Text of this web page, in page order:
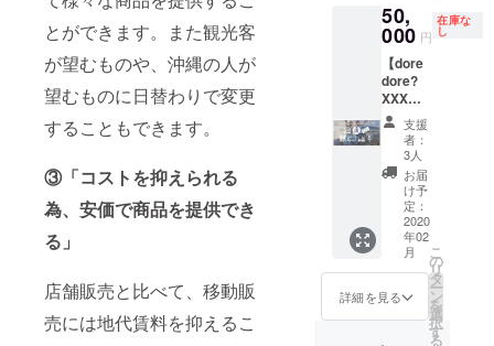
とができます。また観光客
が望むものや、沖縄の人が
望むものに日替わりで変更
することもできます。
③「コストを抑えられる
為、安価で商品を提供でき
る」
店舗販売と比べて、移動販
売には地代賃料を抑えるこ
キャッ
プにつ
いても
（サン
ド、タ
ン、
ダーク
ブラウ
ン、
ダーク
グリー
ン）か
らお選
びくだ
さい。
たの名
前を車
なたの
お名前
チン
カーに
載せま
す
（大）
⑦感謝
祭に招
しくは
本文中
の《リ
ターン
につい
て》を
セット
③ポテ
ト/ドリ
ンク引
換券×7
④沖縄
で捕獲
した
「サメ
の歯
ネック
レス」
⑤オリ
ジナルT
シャツ
＆ オリ
ジナル
50,
000 円
在庫な
し
【dore
dore?
XXX
セッ
ト】 ①
感謝の
気持ち
を込め
たお手
紙、ま
たは電
②「dor
e
dore?」
支援
者：
3人
お届
け予
定：
2020
年02
月
詳細を見る
こ
の
リ
タ
ー
ン
を
選
択
す
る